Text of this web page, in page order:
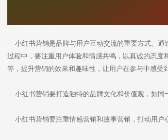
小红书营销是品牌与用户互动交流的重要方式。通
过程中，要注重用户体验和情感共鸣，以真诚的态
等，提升营销的效果和趣味性，让用户在参与中感受
小红书营销要打造独特的品牌文化和价值观，如同
小红书营销要注重情感营销和故事营销，打动用户